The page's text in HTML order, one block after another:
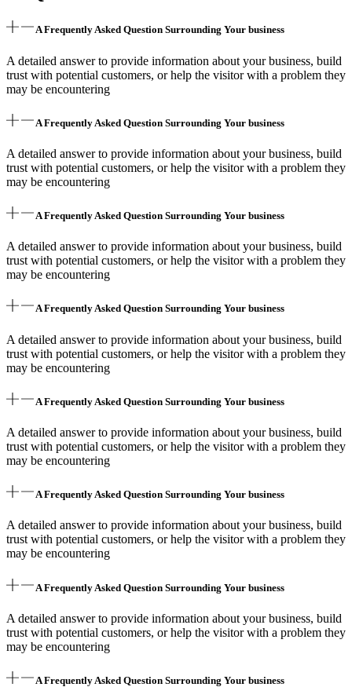
A Frequently Asked Question Surrounding Your business
A detailed answer to provide information about your business, build
trust with potential customers, or help the visitor with a problem they
may be encountering
A Frequently Asked Question Surrounding Your business
A detailed answer to provide information about your business, build
trust with potential customers, or help the visitor with a problem they
may be encountering
A Frequently Asked Question Surrounding Your business
A detailed answer to provide information about your business, build
trust with potential customers, or help the visitor with a problem they
may be encountering
A Frequently Asked Question Surrounding Your business
A detailed answer to provide information about your business, build
trust with potential customers, or help the visitor with a problem they
may be encountering
A Frequently Asked Question Surrounding Your business
A detailed answer to provide information about your business, build
trust with potential customers, or help the visitor with a problem they
may be encountering
A Frequently Asked Question Surrounding Your business
A detailed answer to provide information about your business, build
trust with potential customers, or help the visitor with a problem they
may be encountering
A Frequently Asked Question Surrounding Your business
A detailed answer to provide information about your business, build
trust with potential customers, or help the visitor with a problem they
may be encountering
A Frequently Asked Question Surrounding Your business